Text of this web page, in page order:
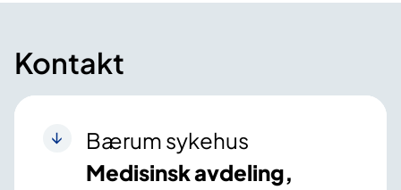
Kontakt
Bærum sykehus
Medisinsk avdeling,